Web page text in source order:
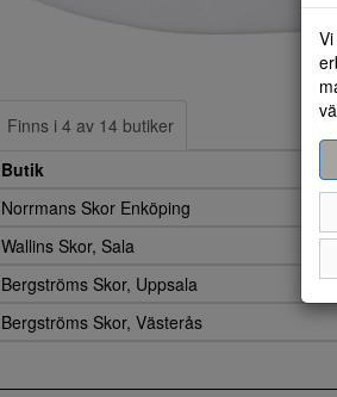
Finns i 4 av 14 butiker
Butik
Norrmans Skor Enköping
Wallins Skor, Sala
Bergströms Skor, Uppsala
Bergströms Skor, Västerås